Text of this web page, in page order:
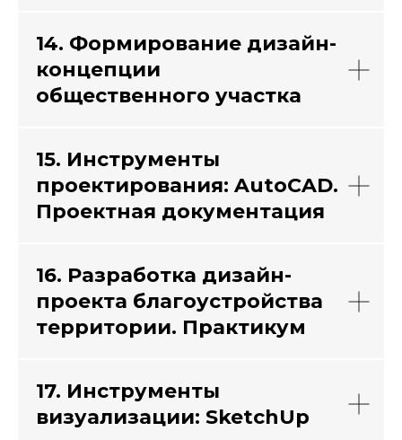
14. Формирование дизайн-
концепции
общественного участка
15. Инструменты
проектирования: AutoCAD.
Проектная документация
16. Разработка дизайн-
проекта благоустройства
территории. Практикум
17. Инструменты
визуализации: SketchUp